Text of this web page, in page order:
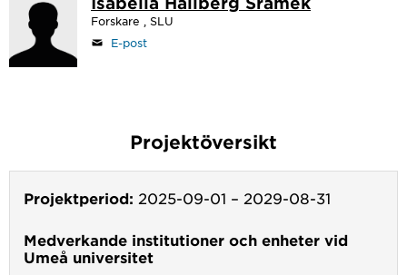
Forskare , SLU
E-post
Projektöversikt
Projektperiod: 2025-09-01 – 2029-08-31
Medverkande institutioner och enheter vid
Umeå universitet